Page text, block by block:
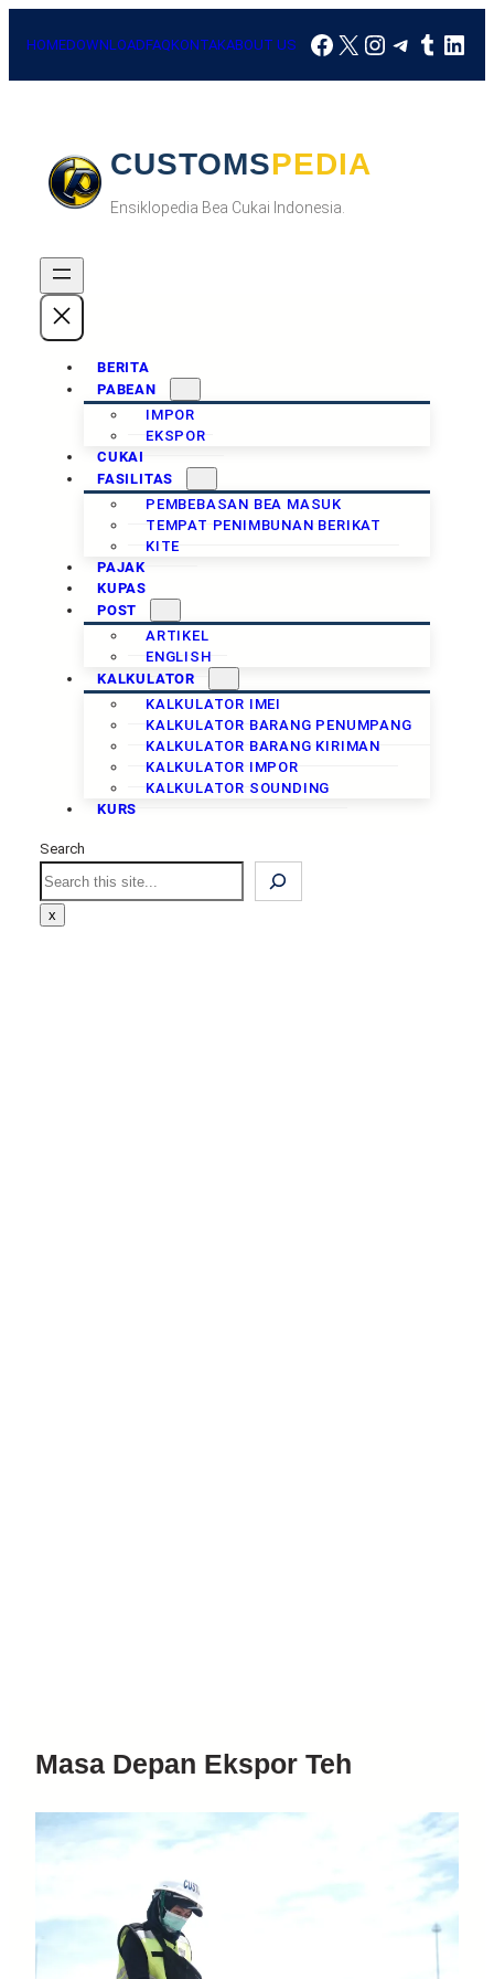
HOMEDOWNLOADFAQKONTAKABOUT US
CUSTOMSPEDIA
Ensiklopedia Bea Cukai Indonesia.
BERITA
PABEAN
IMPOR
EKSPOR
CUKAI
FASILITAS
PEMBEBASAN BEA MASUK
TEMPAT PENIMBUNAN BERIKAT
KITE
PAJAK
KUPAS
POST
ARTIKEL
ENGLISH
KALKULATOR
KALKULATOR IMEI
KALKULATOR BARANG PENUMPANG
KALKULATOR BARANG KIRIMAN
KALKULATOR IMPOR
KALKULATOR SOUNDING
KURS
Search
x
Masa Depan Ekspor Teh